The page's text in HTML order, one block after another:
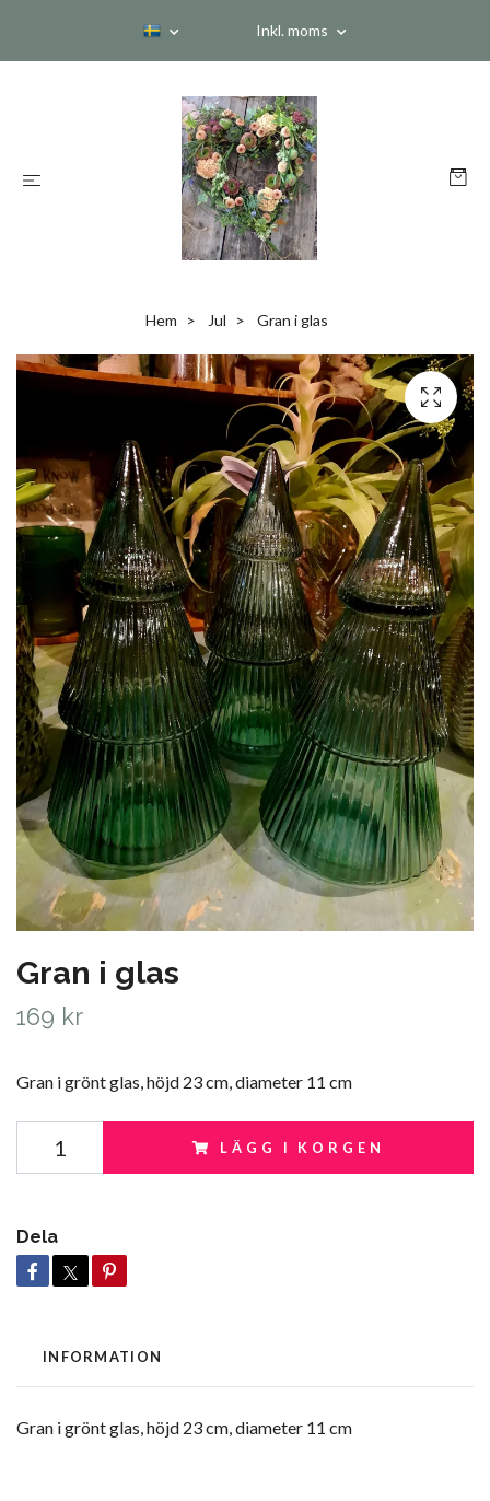
Inkl. moms
Hem Jul Gran i glas
Gran i glas
169 kr
Gran i grönt glas, höjd 23 cm, diameter 11 cm
LÄGG I KORGEN
Dela
INFORMATION
Gran i grönt glas, höjd 23 cm, diameter 11 cm